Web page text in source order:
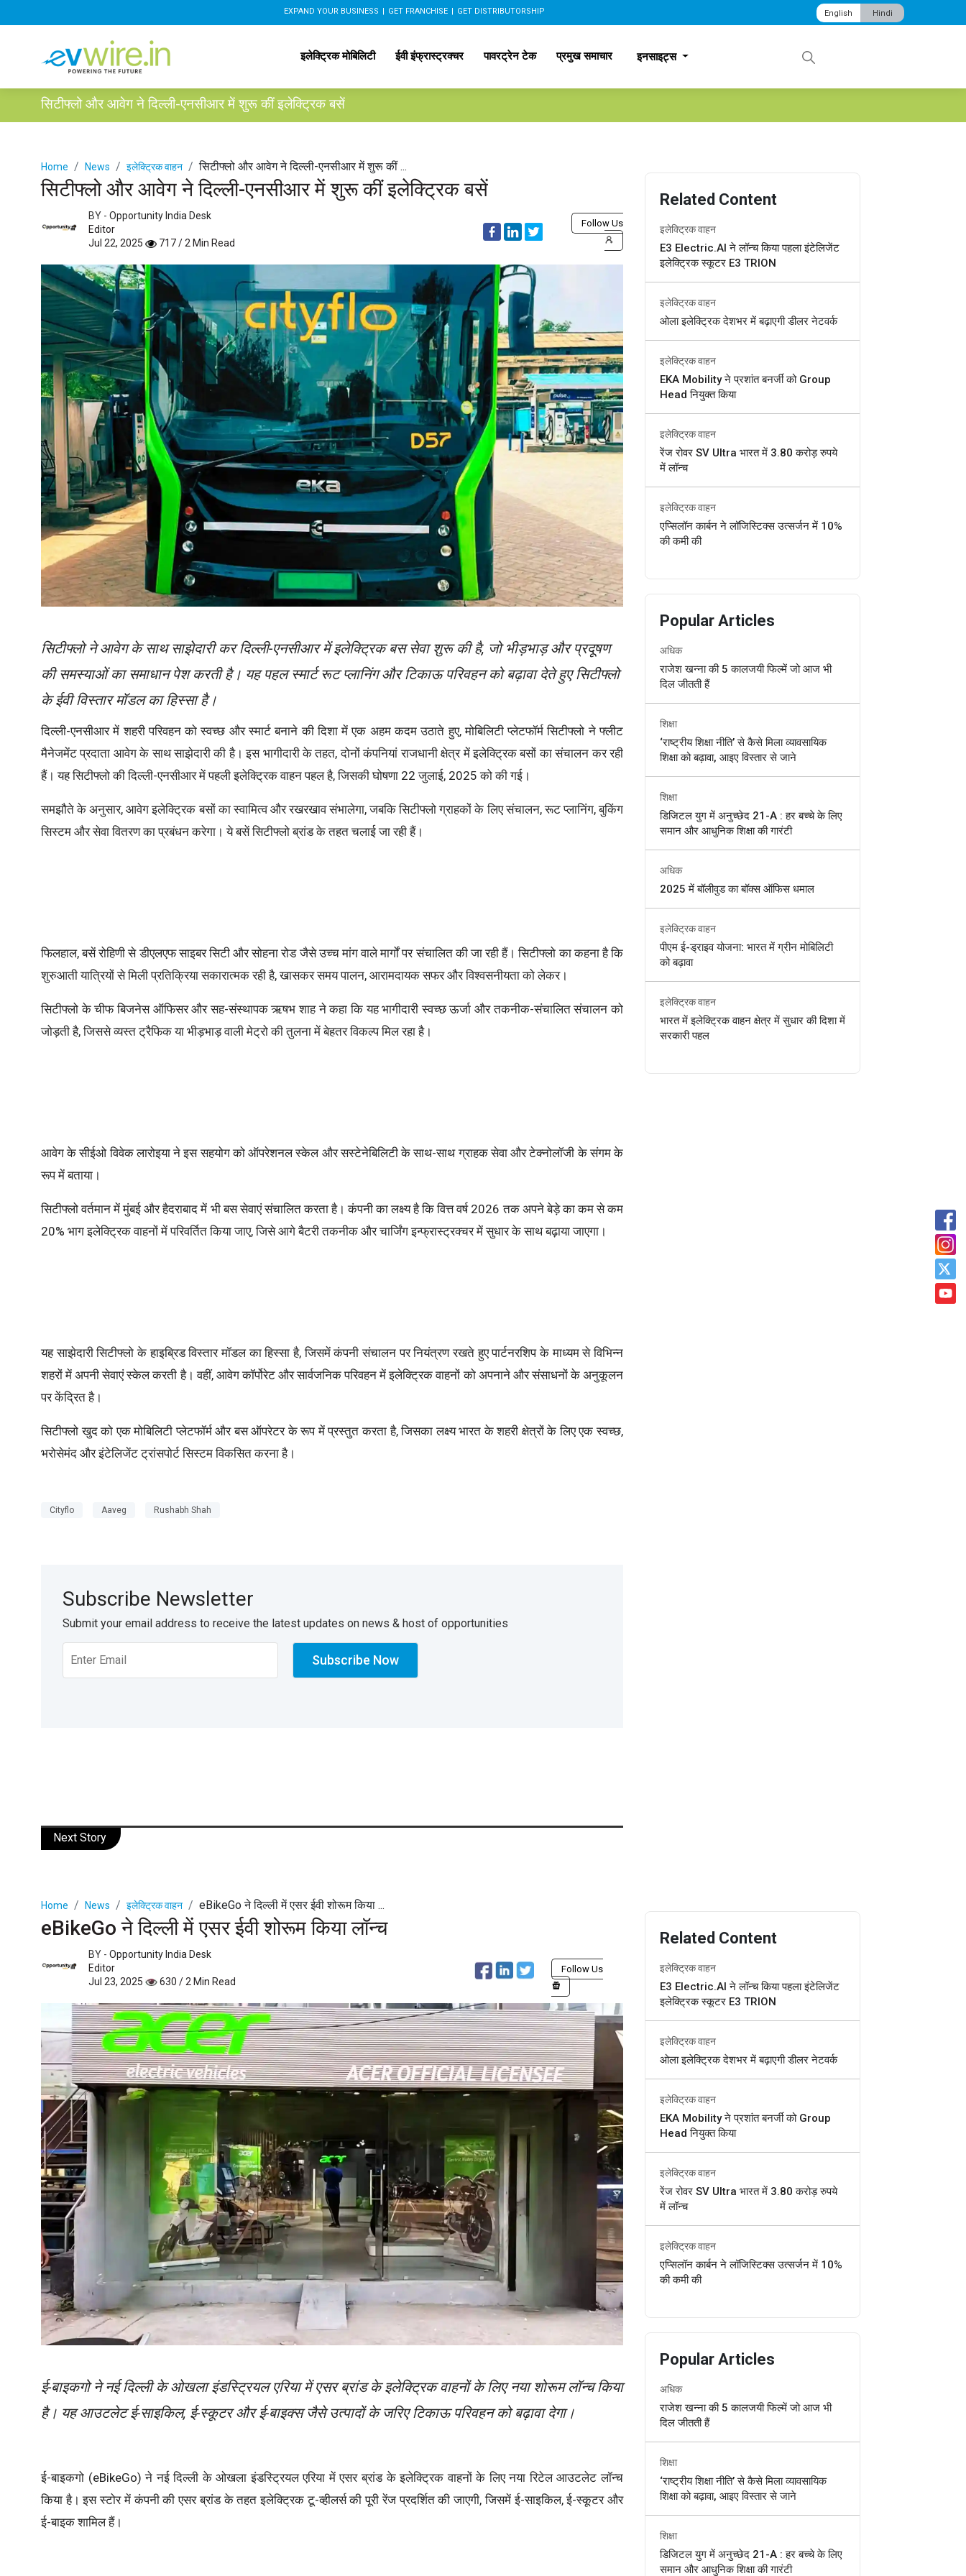
EXPAND YOUR BUSINESS | GET FRANCHISE | GET DISTRIBUTORSHIP English Hindi
इलेक्ट्रिक मोबिलिटी ईवी इंफ्रास्ट्रक्चर पावरट्रेन टेक प्रमुख समाचार इनसाइट्स
सिटीफ्लो और आवेग ने दिल्ली-एनसीआर में शुरू कीं इलेक्ट्रिक बसें
Home News इलेक्ट्रिक वाहन सिटीफ्लो और आवेग ने दिल्ली-एनसीआर में शुरू कीं ...
सिटीफ्लो और आवेग ने दिल्ली-एनसीआर में शुरू कीं इलेक्ट्रिक बसें
BY - Opportunity India Desk
Editor
Jul 22, 2025
717 / 2 Min Read
Follow Us
सिटीफ्लो ने आवेग के साथ साझेदारी कर दिल्ली-एनसीआर में इलेक्ट्रिक बस सेवा शुरू की है, जो भीड़भाड़ और प्रदूषण
की समस्याओं का समाधान पेश करती है। यह पहल स्मार्ट रूट प्लानिंग और टिकाऊ परिवहन को बढ़ावा देते हुए सिटीफ्लो
के ईवी विस्तार मॉडल का हिस्सा है।
दिल्ली-एनसीआर में शहरी परिवहन को स्वच्छ और स्मार्ट बनाने की दिशा में एक अहम कदम उठाते हुए, मोबिलिटी प्लेटफॉर्म सिटीफ्लो ने फ्लीट
मैनेजमेंट प्रदाता आवेग के साथ साझेदारी की है। इस भागीदारी के तहत, दोनों कंपनियां राजधानी क्षेत्र में इलेक्ट्रिक बसों का संचालन कर रही
हैं। यह सिटीफ्लो की दिल्ली-एनसीआर में पहली इलेक्ट्रिक वाहन पहल है, जिसकी घोषणा 22 जुलाई, 2025 को की गई।
समझौते के अनुसार, आवेग इलेक्ट्रिक बसों का स्वामित्व और रखरखाव संभालेगा, जबकि सिटीफ्लो ग्राहकों के लिए संचालन, रूट प्लानिंग, बुकिंग
सिस्टम और सेवा वितरण का प्रबंधन करेगा। ये बसें सिटीफ्लो ब्रांड के तहत चलाई जा रही हैं।
फिलहाल, बसें रोहिणी से डीएलएफ साइबर सिटी और सोहना रोड जैसे उच्च मांग वाले मार्गों पर संचालित की जा रही हैं। सिटीफ्लो का कहना है कि
शुरुआती यात्रियों से मिली प्रतिक्रिया सकारात्मक रही है, खासकर समय पालन, आरामदायक सफर और विश्वसनीयता को लेकर।
सिटीफ्लो के चीफ बिजनेस ऑफिसर और सह-संस्थापक ऋषभ शाह ने कहा कि यह भागीदारी स्वच्छ ऊर्जा और तकनीक-संचालित संचालन को
जोड़ती है, जिससे व्यस्त ट्रैफिक या भीड़भाड़ वाली मेट्रो की तुलना में बेहतर विकल्प मिल रहा है।
आवेग के सीईओ विवेक लारोइया ने इस सहयोग को ऑपरेशनल स्केल और सस्टेनेबिलिटी के साथ-साथ ग्राहक सेवा और टेक्नोलॉजी के संगम के
रूप में बताया।
सिटीफ्लो वर्तमान में मुंबई और हैदराबाद में भी बस सेवाएं संचालित करता है। कंपनी का लक्ष्य है कि वित्त वर्ष 2026 तक अपने बेड़े का कम से कम
20% भाग इलेक्ट्रिक वाहनों में परिवर्तित किया जाए, जिसे आगे बैटरी तकनीक और चार्जिंग इन्फ्रास्ट्रक्चर में सुधार के साथ बढ़ाया जाएगा।
यह साझेदारी सिटीफ्लो के हाइब्रिड विस्तार मॉडल का हिस्सा है, जिसमें कंपनी संचालन पर नियंत्रण रखते हुए पार्टनरशिप के माध्यम से विभिन्न
शहरों में अपनी सेवाएं स्केल करती है। वहीं, आवेग कॉर्पोरेट और सार्वजनिक परिवहन में इलेक्ट्रिक वाहनों को अपनाने और संसाधनों के अनुकूलन
पर केंद्रित है।
सिटीफ्लो खुद को एक मोबिलिटी प्लेटफॉर्म और बस ऑपरेटर के रूप में प्रस्तुत करता है, जिसका लक्ष्य भारत के शहरी क्षेत्रों के लिए एक स्वच्छ,
भरोसेमंद और इंटेलिजेंट ट्रांसपोर्ट सिस्टम विकसित करना है।
Cityflo Aaveg Rushabh Shah
Subscribe Newsletter
Submit your email address to receive the latest updates on news & host of opportunities
Related Content
इलेक्ट्रिक वाहन
E3 Electric.AI ने लॉन्च किया पहला इंटेलिजेंट
इलेक्ट्रिक स्कूटर E3 TRION
इलेक्ट्रिक वाहन
ओला इलेक्ट्रिक देशभर में बढ़ाएगी डीलर नेटवर्क
इलेक्ट्रिक वाहन
EKA Mobility ने प्रशांत बनर्जी को Group
Head नियुक्त किया
इलेक्ट्रिक वाहन
रेंज रोवर SV Ultra भारत में 3.80 करोड़ रुपये
में लॉन्च
इलेक्ट्रिक वाहन
एप्सिलॉन कार्बन ने लॉजिस्टिक्स उत्सर्जन में 10%
की कमी की
Popular Articles
अधिक
राजेश खन्ना की 5 कालजयी फिल्में जो आज भी
दिल जीतती हैं
शिक्षा
‘राष्ट्रीय शिक्षा नीति’ से कैसे मिला व्यावसायिक
शिक्षा को बढ़ावा, आइए विस्तार से जाने
शिक्षा
डिजिटल युग में अनुच्छेद 21-A : हर बच्चे के लिए
समान और आधुनिक शिक्षा की गारंटी
अधिक
2025 में बॉलीवुड का बॉक्स ऑफिस धमाल
इलेक्ट्रिक वाहन
पीएम ई-ड्राइव योजना: भारत में ग्रीन मोबिलिटी
को बढ़ावा
इलेक्ट्रिक वाहन
भारत में इलेक्ट्रिक वाहन क्षेत्र में सुधार की दिशा में
सरकारी पहल
Next Story
Home News इलेक्ट्रिक वाहन eBikeGo ने दिल्ली में एसर ईवी शोरूम किया ...
eBikeGo ने दिल्ली में एसर ईवी शोरूम किया लॉन्च
BY - Opportunity India Desk
Editor
Jul 23, 2025
630 / 2 Min Read
Follow Us
ई-बाइकगो ने नई दिल्ली के ओखला इंडस्ट्रियल एरिया में एसर ब्रांड के इलेक्ट्रिक वाहनों के लिए नया शोरूम लॉन्च किया
है। यह आउटलेट ई-साइकिल, ई-स्कूटर और ई-बाइक्स जैसे उत्पादों के जरिए टिकाऊ परिवहन को बढ़ावा देगा।
ई-बाइकगो (eBikeGo) ने नई दिल्ली के ओखला इंडस्ट्रियल एरिया में एसर ब्रांड के इलेक्ट्रिक वाहनों के लिए नया रिटेल आउटलेट लॉन्च
किया है। इस स्टोर में कंपनी की एसर ब्रांड के तहत इलेक्ट्रिक टू-व्हीलर्स की पूरी रेंज प्रदर्शित की जाएगी, जिसमें ई-साइकिल, ई-स्कूटर और
ई-बाइक शामिल हैं।
Related Content
इलेक्ट्रिक वाहन
E3 Electric.AI ने लॉन्च किया पहला इंटेलिजेंट
इलेक्ट्रिक स्कूटर E3 TRION
इलेक्ट्रिक वाहन
ओला इलेक्ट्रिक देशभर में बढ़ाएगी डीलर नेटवर्क
इलेक्ट्रिक वाहन
EKA Mobility ने प्रशांत बनर्जी को Group
Head नियुक्त किया
इलेक्ट्रिक वाहन
रेंज रोवर SV Ultra भारत में 3.80 करोड़ रुपये
में लॉन्च
इलेक्ट्रिक वाहन
एप्सिलॉन कार्बन ने लॉजिस्टिक्स उत्सर्जन में 10%
की कमी की
Popular Articles
अधिक
राजेश खन्ना की 5 कालजयी फिल्में जो आज भी
दिल जीतती हैं
शिक्षा
‘राष्ट्रीय शिक्षा नीति’ से कैसे मिला व्यावसायिक
शिक्षा को बढ़ावा, आइए विस्तार से जाने
शिक्षा
डिजिटल युग में अनुच्छेद 21-A : हर बच्चे के लिए
समान और आधुनिक शिक्षा की गारंटी